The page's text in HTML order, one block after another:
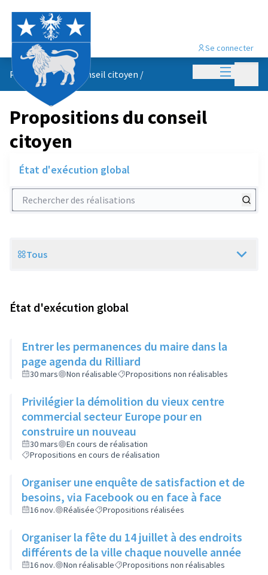
Menu
Se connecter
Propositions du conseil citoyen /
Propositions du conseil
citoyen
État d'exécution global
Rechercher des réalisations
Scope
Tous
État d'exécution global
Entrer les permanences du maire dans la
page agenda du Rilliard
30 mars Non réalisable Propositions non réalisables
Privilégier la démolition du vieux centre
commercial secteur Europe pour en
construire un nouveau
30 mars
En cours de réalisation
Propositions en cours de réalisation
Organiser une enquête de satisfaction et de
besoins, via Facebook ou en face à face
16 nov. Réalisée Propositions réalisées
Organiser la fête du 14 juillet à des endroits
différents de la ville chaque nouvelle année
16 nov. Non réalisable Propositions non réalisables